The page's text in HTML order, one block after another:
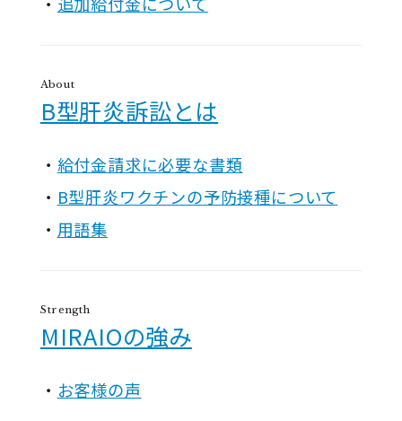
About
B型肝炎訴訟とは
給付金請求に必要な書類
B型肝炎ワクチンの予防接種について
用語集
Strength
MIRAIOの強み
お客様の声